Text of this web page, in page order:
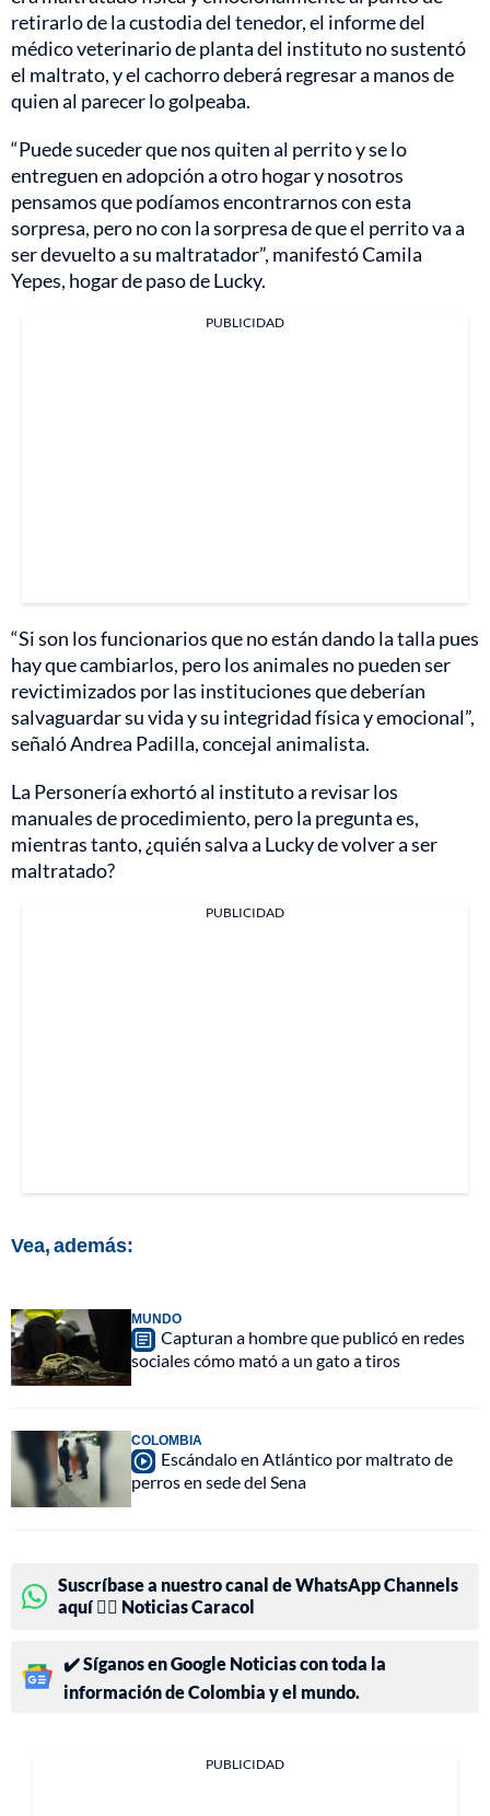
retirarlo de la custodia del tenedor, el informe del
médico veterinario de planta del instituto no sustentó
el maltrato, y el cachorro deberá regresar a manos de
quien al parecer lo golpeaba.
“Puede suceder que nos quiten al perrito y se lo
entreguen en adopción a otro hogar y nosotros
pensamos que podíamos encontrarnos con esta
sorpresa, pero no con la sorpresa de que el perrito va a
ser devuelto a su maltratador”, manifestó Camila
Yepes, hogar de paso de Lucky.
PUBLICIDAD
“Si son los funcionarios que no están dando la talla pues
hay que cambiarlos, pero los animales no pueden ser
revictimizados por las instituciones que deberían
salvaguardar su vida y su integridad física y emocional”,
señaló Andrea Padilla, concejal animalista.
La Personería exhortó al instituto a revisar los
manuales de procedimiento, pero la pregunta es,
mientras tanto, ¿quién salva a Lucky de volver a ser
maltratado?
PUBLICIDAD
Vea, además:
MUNDO
Capturan a hombre que publicó en redes
sociales cómo mató a un gato a tiros
COLOMBIA
Escándalo en Atlántico por maltrato de
perros en sede del Sena
Suscríbase a nuestro canal de WhatsApp Channels
aquí 👉🏻 Noticias Caracol
✔️ Síganos en Google Noticias con toda la
información de Colombia y el mundo.
PUBLICIDAD